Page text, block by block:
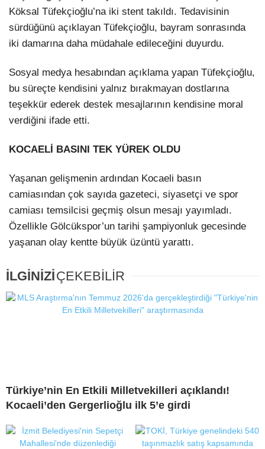
Köksal Tüfekçioğlu’na iki stent takıldı. Tedavisinin
sürdüğünü açıklayan Tüfekçioğlu, bayram sonrasında
iki damarına daha müdahale edileceğini duyurdu.
Sosyal medya hesabından açıklama yapan Tüfekçioğlu,
bu süreçte kendisini yalnız bırakmayan dostlarına
teşekkür ederek destek mesajlarının kendisine moral
verdiğini ifade etti.
KOCAELİ BASINI TEK YÜREK OLDU
Yaşanan gelişmenin ardından Kocaeli basın
camiasından çok sayıda gazeteci, siyasetçi ve spor
camiası temsilcisi geçmiş olsun mesajı yayımladı.
Özellikle Gölcükspor’un tarihi şampiyonluk gecesinde
yaşanan olay kentte büyük üzüntü yarattı.
İLGİNİZİÇEKEBİLİR
Türkiye’nin En Etkili Milletvekilleri açıklandı!
Kocaeli’den Gergerlioğlu ilk 5’e girdi